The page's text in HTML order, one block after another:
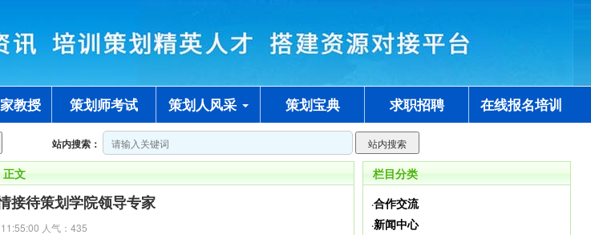
教授 策划师考试 策划人风采 策划宝典 求职招聘 在线报名培训
站内搜索：
文
接待策划学院领导专家
人气： 435
栏目分类
·合作交流
·新闻中心